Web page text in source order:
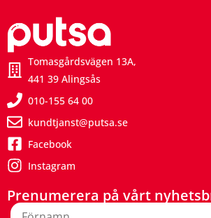
Tomasgårdsvägen 13A,
441 39 Alingsås
010-155 64 00
kundtjanst@putsa.se
Facebook
Instagram
Prenumerera på vårt